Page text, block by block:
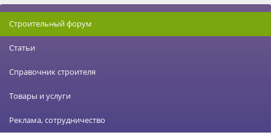
Строительный форум
Статьи
Справочник строителя
Товары и услуги
Реклама, сотрудничество